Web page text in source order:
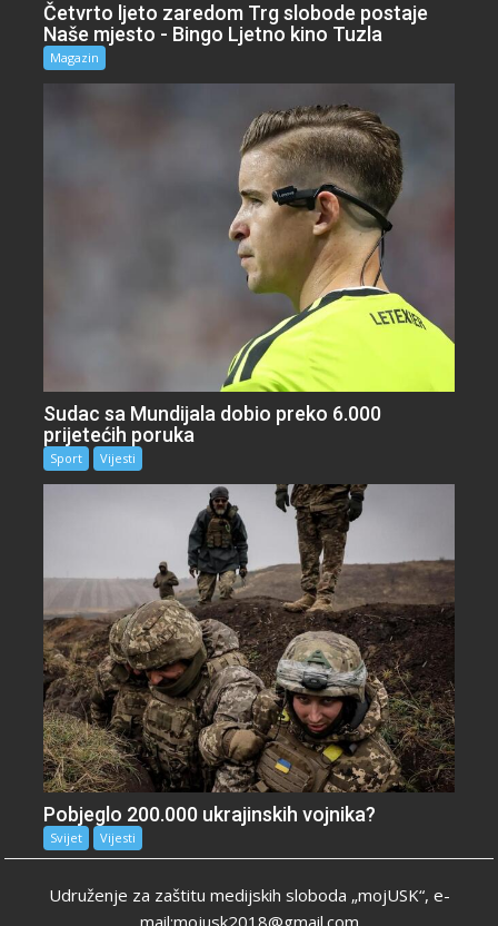
Četvrto ljeto zaredom Trg slobode postaje
Naše mjesto - Bingo Ljetno kino Tuzla
Magazin
Sudac sa Mundijala dobio preko 6.000
prijetećih poruka
Sport Vijesti
Pobjeglo 200.000 ukrajinskih vojnika?
Svijet Vijesti
Udruženje za zaštitu medijskih sloboda „mojUSK“, e-
mail:mojusk2018@gmail.com